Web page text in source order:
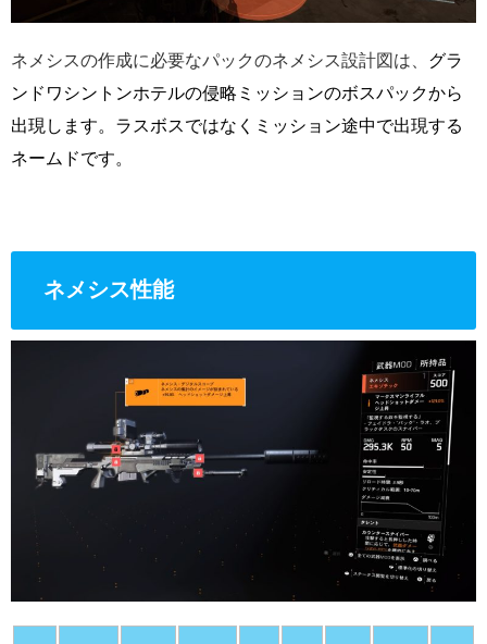
ネメシスの作成に必要なパックのネメシス設計図は、 グラ
ンドワシントンホテルの侵略ミッションのボスパックから
出現します。ラスボスではなくミッション途中で出現する
ネームドです。
ネメシス性能